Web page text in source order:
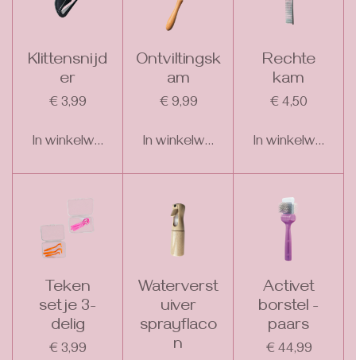
Klittensnijd
er
€ 3,99
In winkelwagen
Ontviltingsk
am
€ 9,99
In winkelwagen
Rechte
kam
€ 4,50
In winkelwagen
Teken
setje 3-
delig
€ 3,99
Waterverst
uiver
sprayflaco
n
Activet
borstel -
paars
€ 44,99